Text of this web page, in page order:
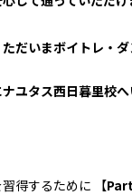
だいまボイトレ・
ユタス西日暮里校へ
得するために 【